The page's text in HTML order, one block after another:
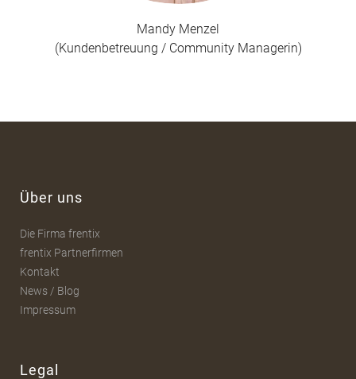
Mandy Menzel
(Kundenbetreuung / Community Managerin)
Über uns
Die Firma frentix
frentix Partnerfirmen
Kontakt
News / Blog
Impressum
Legal